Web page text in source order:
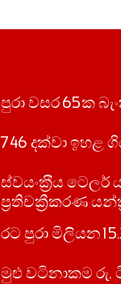
පුරා වසර 65ක
746 දක්වා ඉහළ
ස්වයංක‍්‍රීය ටෙලර්
ප්‍රතිචක්‍රීකරණ
රට පුරා මිලියන
මුළු වටිනාකම රු.